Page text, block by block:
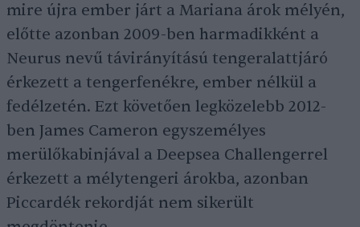
mire újra ember járt a Mariana árok mélyén,
előtte azonban 2009-ben harmadikként a
Neurus nevű távirányítású tengeralattjáró
érkezett a tengerfenékre, ember nélkül a
fedélzetén. Ezt követően legközelebb 2012-
ben James Cameron egyszemélyes
merülőkabinjával a Deepsea Challengerrel
érkezett a mélytengeri árokba, azonban
Piccardék rekordját nem sikerült